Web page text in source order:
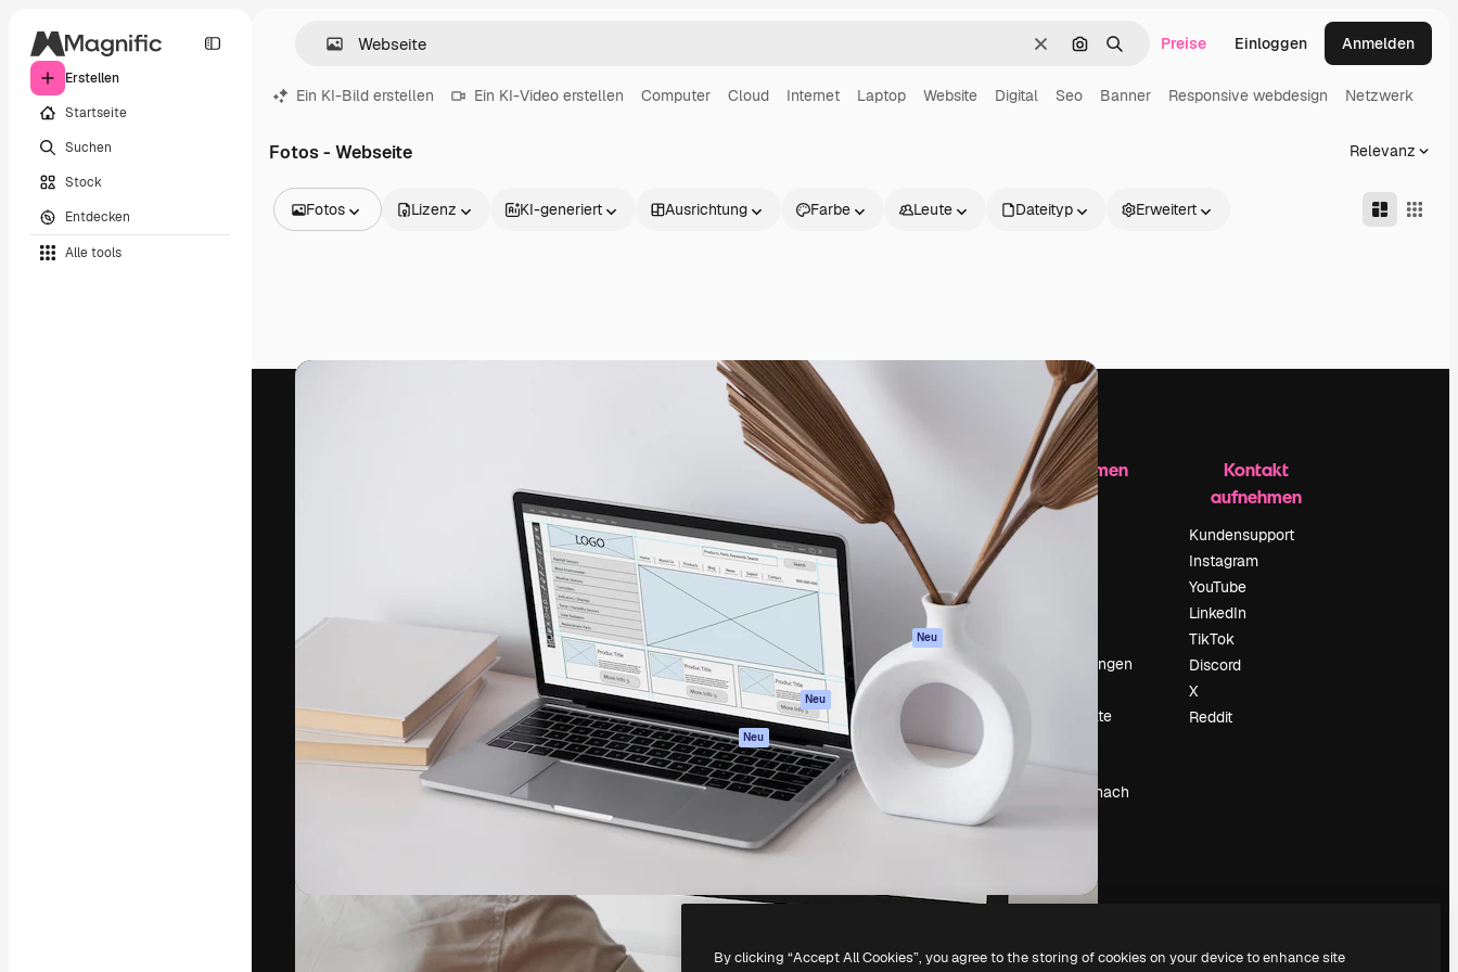
Erstellen
Startseite
Suchen
Stock
Entdecken
Alle tools
LöschenNach Bild suchen
SuchenPreise Einloggen Anmelden
Ein KI-Bild erstellen Ein KI-Video erstellen Computer Cloud Internet Laptop Website Digital Seo Banner Responsive webdesign Netzwerk
Fotos - Webseite Relevanz
Fotos
Videos
Lizenz KI-generiert Ausrichtung Farbe Leute Dateityp Erweitert
Die kreative Plattform, um deine beste
Arbeit zu verwirklichen. Mehr als 1 Million
Abonnenten unter Kreativen, Unternehmen,
Agenturen und Studios.
Spaces
KI-Assistent
KI-Bildgenerator
KI-Videogenerator
Stimmengenerator
Stock-Inhalte
MCP für
Claude/ChatGPT
Neu
Agenten Neu
API
Mobile App
Alle Magnific-Tools
Loslegen
Academy
Dokumentation
Datenschutzerklärung
Originale Neu
Cookie-Richtlinie
Vertrauenszentrum
Partner
Unternehmen
Unternehmen
Preise
Über uns
Veranstaltungen
Deine Inhalte
Suchst du nach
Kontakt
aufnehmen
Kundensupport
Instagram
YouTube
LinkedIn
TikTok
Discord
X
Reddit
By clicking “Accept All Cookies”, you agree to the storing of cookies on your device to enhance site